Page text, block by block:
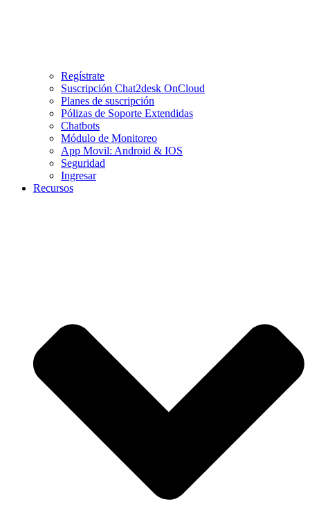
Regístrate
Suscripción Chat2desk OnCloud
Planes de suscripción
Pólizas de Soporte Extendidas
Chatbots
Módulo de Monitoreo
App Movil: Android & IOS
Seguridad
Ingresar
Recursos